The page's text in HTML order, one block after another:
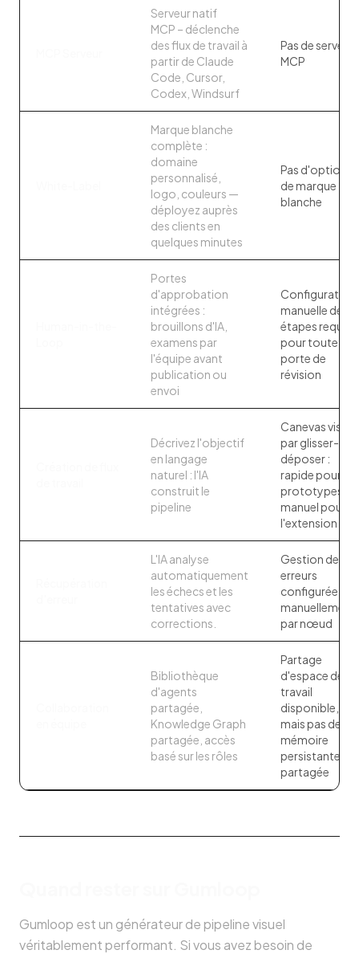
Serveur natif
MCP – déclenche
des flux de travail à
partir de Claude
Code, Cursor,
Codex, Windsurf
Pas de serveur
MCP
Marque blanche
complète :
domaine
personnalisé,
logo, couleurs —
déployez auprès
des clients en
quelques minutes
Pas d'option
de marque
blanche
Portes
d'approbation
intégrées :
brouillons d'IA,
examens par
l'équipe avant
publication ou
envoi
Configuration
manuelle des
étapes requise
pour toute
porte de
révision
Décrivez l'objectif
en langage
naturel : l'IA
construit le
pipeline
Canevas visuel
par glisser-
déposer :
rapide pour les
prototypes,
manuel pour
l'extension
L'IA analyse
automatiquement
les échecs et les
tentatives avec
corrections.
Gestion des
erreurs
configurée
manuellement
par nœud
Bibliothèque
d'agents
partagée,
Knowledge Graph
partagée, accès
basé sur les rôles
Partage
d'espace de
travail
disponible,
mais pas de
mémoire
persistante
partagée
Gumloop est un générateur de pipeline visuel
véritablement performant. Si vous avez besoin de